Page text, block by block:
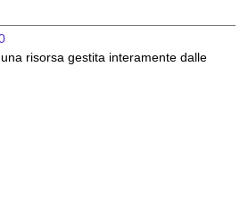
risorsa gestita interamente dalle